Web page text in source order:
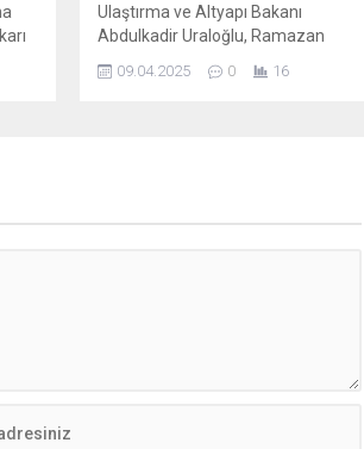
Ulaştırma ve Altyapı Bakanı
Abdulkadir Uraloğlu, Ramazan
Bayramı öncesi ve süresince 2 bin
377 işletmeyi ve 63 bin 113 otobüs
09.04.2025 0 16